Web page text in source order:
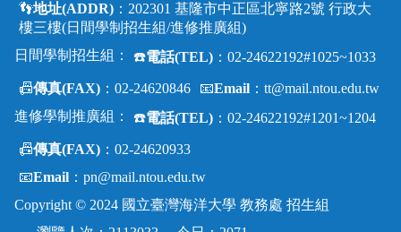
👣地址(ADDR) ：202301 基隆市中正區北寧路2號 行政大
樓三樓(日間學制招生組/進修推廣組)
日間學制招生組：
☎️電話(TEL) ：02-24622192#1025~1033
📠傳真(FAX) ：02-24620846 📧Email ： tt@mail.ntou.edu.tw
進修學制推廣組：
☎️電話(TEL) ：02-24622192#1201~1204
📠傳真(FAX) ：02-24620933
📧Email ： pn@mail.ntou.edu.tw
Copyright © 2024 國立臺灣海洋大學 教務處 招生組